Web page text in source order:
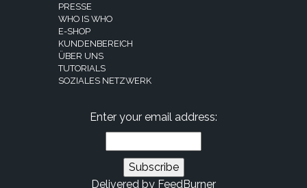
PRESSE
WHO IS WHO
E-SHOP
KUNDENBEREICH
ÜBER UNS
TUTORIALS
SOZIALES NETZWERK
Enter your email address:
Delivered by FeedBurner